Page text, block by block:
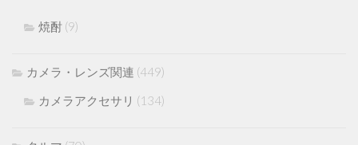
焼酎 (9)
カメラ・レンズ関連 (449)
カメラアクセサリ (134)